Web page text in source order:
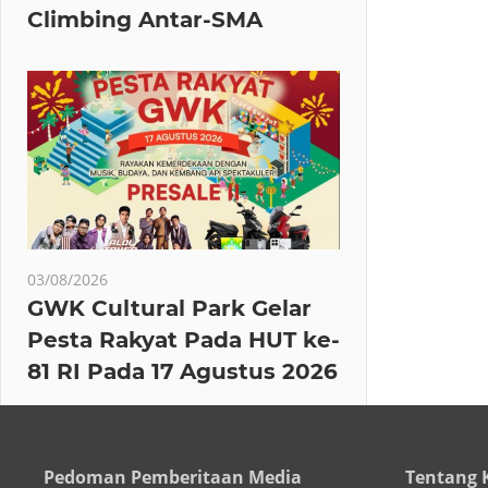
Climbing Antar-SMA
03/08/2026
GWK Cultural Park Gelar
Pesta Rakyat Pada HUT ke-
81 RI Pada 17 Agustus 2026
Pedoman Pemberitaan Media Tentang